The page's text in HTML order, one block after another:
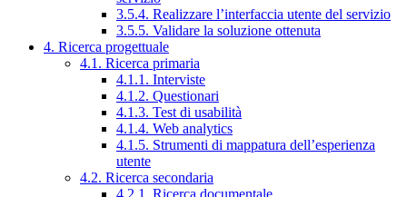
3.5.4. Realizzare l’interfaccia utente del servizio
3.5.5. Validare la soluzione ottenuta
4. Ricerca progettuale
4.1. Ricerca primaria
4.1.1. Interviste
4.1.2. Questionari
4.1.3. Test di usabilità
4.1.4. Web analytics
4.1.5. Strumenti di mappatura dell’esperienza
utente
4.2. Ricerca secondaria
4.2.1. Ricerca documentale